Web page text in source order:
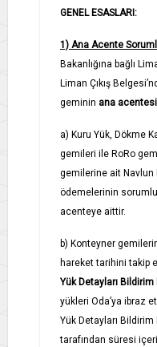
GENEL ESASLARI:
1) Ana Acente
Bakanlığına bağlı
Liman Çıkış
geminin ana acentesi
a) Kuru Yük, Dökme
gemileri ile RoRo
gemilerine ait Navlun
ödemelerinin
acenteye aittir.
b) Konteyner
hareket tarihini takip
Yük Detayları Bildirim
yükleri Oda’ya ibraz
Yük Detayları
tarafından süresi